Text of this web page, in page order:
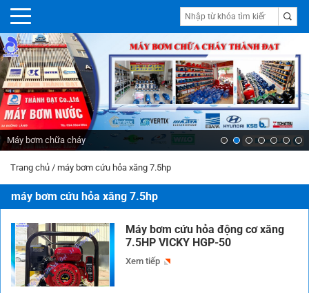
Máy bơm chữa cháy
Trang chủ / máy bơm cứu hỏa xăng 7.5hp
máy bơm cứu hỏa xăng 7.5hp
Máy bơm cứu hỏa động cơ xăng
7.5HP VICKY HGP-50
Xem tiếp